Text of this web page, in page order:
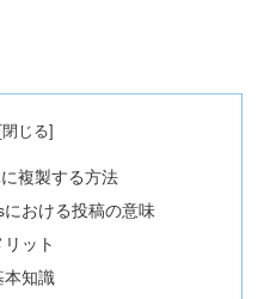
複製する方法
おける投稿の意味
ット
本知識